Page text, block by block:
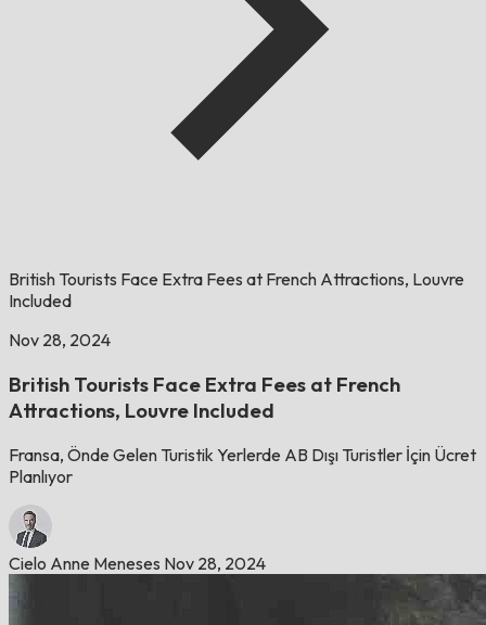
British Tourists Face Extra Fees at French Attractions, Louvre
Included
Nov 28, 2024
British Tourists Face Extra Fees at French
Attractions, Louvre Included
Fransa, Önde Gelen Turistik Yerlerde AB Dışı Turistler İçin Ücret
Planlıyor
Cielo Anne Meneses Nov 28, 2024